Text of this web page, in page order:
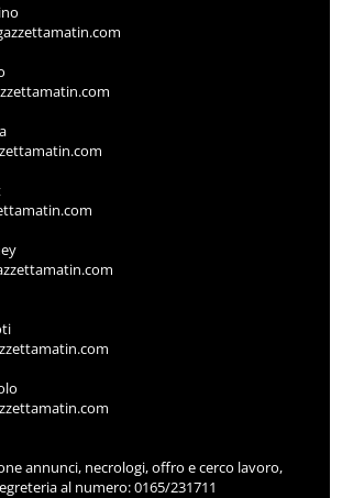
annunci, necrologi, offro e cerco lavoro,
al numero: 0165/231711